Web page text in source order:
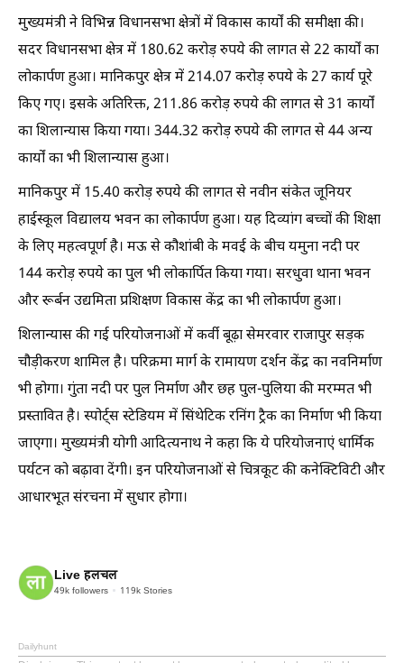
मुख्यमंत्री ने विभिन्न विधानसभा क्षेत्रों में विकास कार्यों की समीक्षा की।
सदर विधानसभा क्षेत्र में 180.62 करोड़ रुपये की लागत से 22 कार्यों का
लोकार्पण हुआ। मानिकपुर क्षेत्र में 214.07 करोड़ रुपये के 27 कार्य पूरे
किए गए। इसके अतिरिक्त, 211.86 करोड़ रुपये की लागत से 31 कार्यों
का शिलान्यास किया गया। 344.32 करोड़ रुपये की लागत से 44 अन्य
कार्यों का भी शिलान्यास हुआ।
मानिकपुर में 15.40 करोड़ रुपये की लागत से नवीन संकेत जूनियर
हाईस्कूल विद्यालय भवन का लोकार्पण हुआ। यह दिव्यांग बच्चों की शिक्षा
के लिए महत्वपूर्ण है। मऊ से कौशांबी के मवई के बीच यमुना नदी पर
144 करोड़ रुपये का पुल भी लोकार्पित किया गया। सरधुवा थाना भवन
और रूर्बन उद्यमिता प्रशिक्षण विकास केंद्र का भी लोकार्पण हुआ।
शिलान्यास की गई परियोजनाओं में कर्वी बूढ़ा सेमरवार राजापुर सड़क
चौड़ीकरण शामिल है। परिक्रमा मार्ग के रामायण दर्शन केंद्र का नवनिर्माण
भी होगा। गुंता नदी पर पुल निर्माण और छह पुल-पुलिया की मरम्मत भी
प्रस्तावित है। स्पोर्ट्स स्टेडियम में सिंथेटिक रनिंग ट्रैक का निर्माण भी किया
जाएगा। मुख्यमंत्री योगी आदित्यनाथ ने कहा कि ये परियोजनाएं धार्मिक
पर्यटन को बढ़ावा देंगी। इन परियोजनाओं से चित्रकूट की कनेक्टिविटी और
आधारभूत संरचना में सुधार होगा।
Live हलचल
49k followers 119k Stories
Dailyhunt